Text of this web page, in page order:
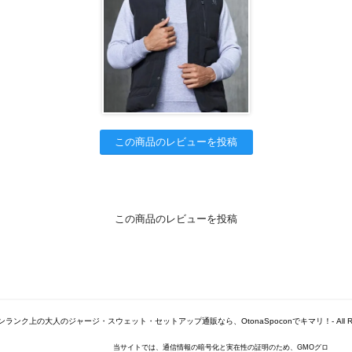
この商品のレビューを投稿
この商品のレビューを投稿
ランク上の大人のジャージ・スウェット・セットアップ通販なら、OtonaSpoconでキマリ！- All
当サイトでは、通信情報の暗号化と実在性の証明のため、GMOグロ